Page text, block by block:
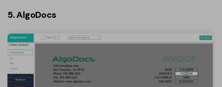
5. AlgoDocs